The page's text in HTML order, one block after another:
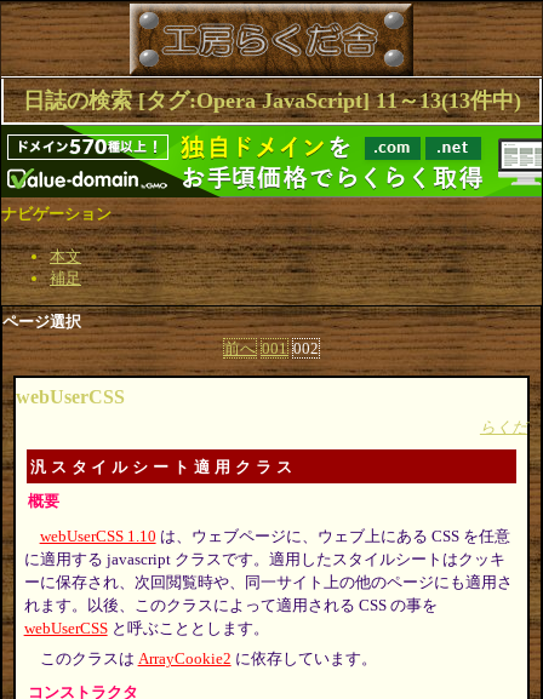
日誌の検索 [タグ:Opera JavaScript] 11～13(13件中)
ナビゲーション
本文
補足
ページ選択
前へ 001 002
webUserCSS
らくだ
汎スタイルシート適用クラス
概要
webUserCSS 1.10 は、ウェブページに、ウェブ上にある CSS を任意
に適用する javascript クラスです。適用したスタイルシートはクッキ
ーに保存され、次回閲覧時や、同一サイト上の他のページにも適用さ
れます。以後、このクラスによって適用される CSS の事を
webUserCSSと呼ぶこととします。
このクラスは ArrayCookie2 に依存しています。
コンストラクタ